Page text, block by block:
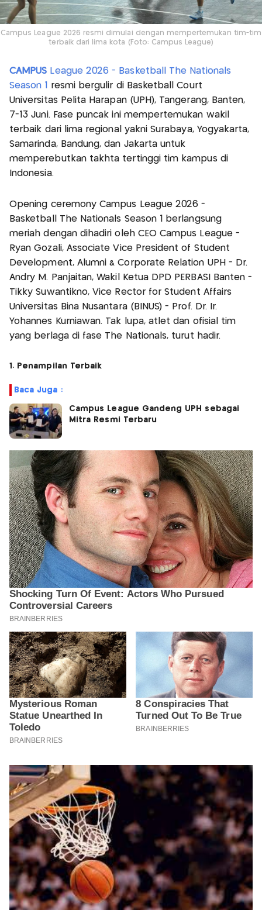
Campus League 2026 resmi dimulai dengan mempertemukan tim-tim
terbaik dari lima kota (Foto: Campus League)
CAMPUS League 2026 - Basketball The Nationals
Season 1 resmi bergulir di Basketball Court
Universitas Pelita Harapan (UPH), Tangerang, Banten,
7-13 Juni. Fase puncak ini mempertemukan wakil
terbaik dari lima regional yakni Surabaya, Yogyakarta,
Samarinda, Bandung, dan Jakarta untuk
memperebutkan takhta tertinggi tim kampus di
Indonesia.
Opening ceremony Campus League 2026 -
Basketball The Nationals Season 1 berlangsung
meriah dengan dihadiri oleh CEO Campus League -
Ryan Gozali, Associate Vice President of Student
Development, Alumni & Corporate Relation UPH - Dr.
Andry M. Panjaitan, Wakil Ketua DPD PERBASI Banten -
Tikky Suwantikno, Vice Rector for Student Affairs
Universitas Bina Nusantara (BINUS) - Prof. Dr. Ir.
Yohannes Kurniawan. Tak lupa, atlet dan ofisial tim
yang berlaga di fase The Nationals, turut hadir.
1. Penampilan Terbaik
Baca Juga :
Campus League Gandeng UPH sebagai
Mitra Resmi Terbaru